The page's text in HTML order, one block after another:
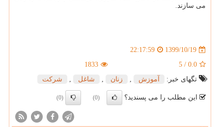
می سازند.
1399/10/19
22:17:59
0.0
/
5
1833
تگهای خبر:
آموزش , زنان , شاغل , شركت
این مطلب را می پسندید؟ (0)
(0)